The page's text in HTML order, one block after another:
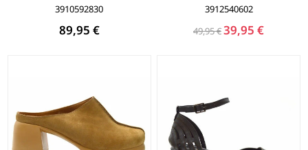
3910592830
89,95 €
3912540602
49,95 €39,95 €